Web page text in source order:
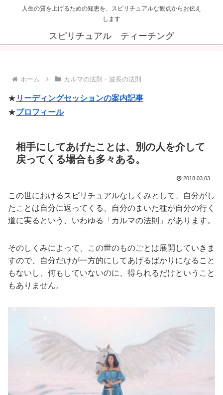
人生の質を上げるための知恵を、スピリチュアルな観点からお伝え
します
スピリチュアル ティーチング
ホーム カルマの法則・波長の法則
★ リーディングセッションの案内記事
★プロフィール
相手にしてあげたことは、別の人を介して
戻ってくる場合も多々ある。
2018.03.03
この世におけるスピリチュアルなしくみとして、自分がし
たことは自分に返ってくる、自分のまいた種が自分の行く
道に実るという、いわゆる「カルマの法則」があります。
そのしくみによって、この世のものごとは展開していきま
すので、自分だけが一方的にしてあげるばかりになること
もないし、何もしていないのに、得られるだけということ
もありません。